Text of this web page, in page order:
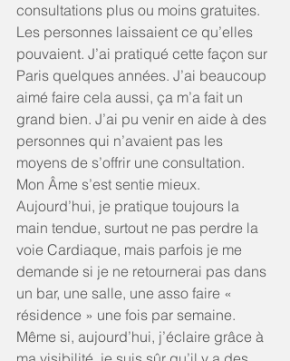
consultations plus ou moins gratuites.
Les personnes laissaient ce qu’elles
pouvaient. J’ai pratiqué cette façon sur
Paris quelques années. J’ai beaucoup
aimé faire cela aussi, ça m’a fait un
grand bien. J’ai pu venir en aide à des
personnes qui n’avaient pas les
moyens de s’offrir une consultation.
Mon Âme s’est sentie mieux.
Aujourd’hui, je pratique toujours la
main tendue, surtout ne pas perdre la
voie Cardiaque, mais parfois je me
demande si je ne retournerai pas dans
un bar, une salle, une asso faire «
résidence » une fois par semaine.
Même si, aujourd’hui, j’éclaire grâce à